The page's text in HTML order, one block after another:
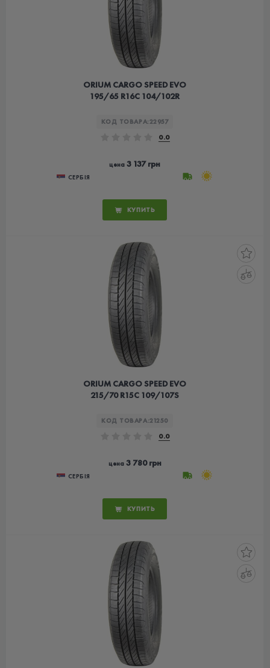
ORIUM CARGO SPEED EVO
195/65 R16C 104/102R
КОД ТОВАРА:22957
0.0
цена 3 137 грн
СЕРБІЯ
КУПИТЬ
ORIUM CARGO SPEED EVO
215/70 R15C 109/107S
КОД ТОВАРА:21250
0.0
цена3 780 грн
СЕРБІЯ
КУПИТЬ